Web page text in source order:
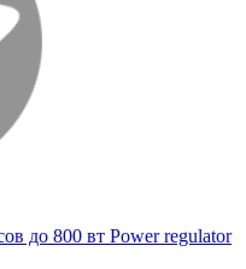
до 800 вт Power regulator